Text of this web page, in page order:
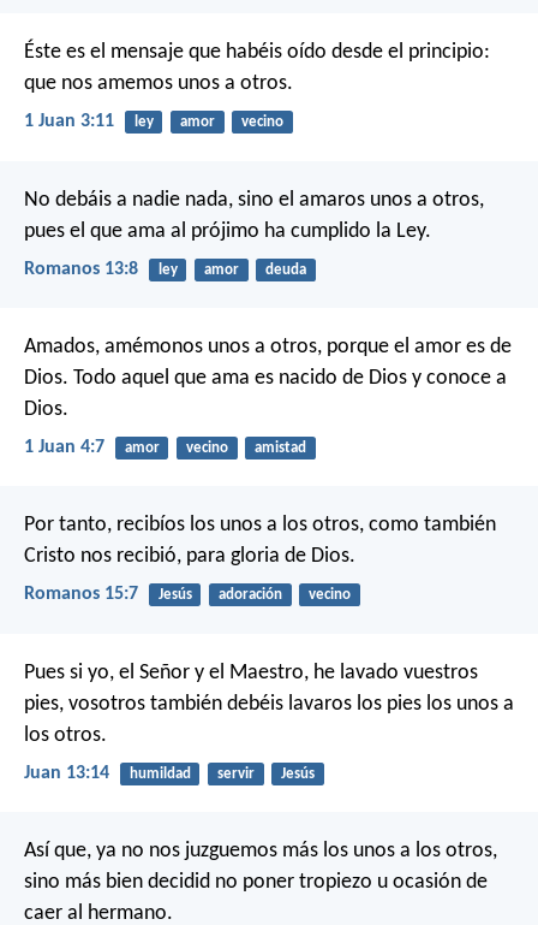
Éste es el mensaje que habéis oído desde el principio:
que nos amemos unos a otros.
1 Juan 3:11 ley amor vecino
No debáis a nadie nada, sino el amaros unos a otros,
pues el que ama al prójimo ha cumplido la Ley.
Romanos 13:8 ley amor deuda
Amados, amémonos unos a otros, porque el amor es de
Dios. Todo aquel que ama es nacido de Dios y conoce a
Dios.
1 Juan 4:7 amor vecino amistad
Por tanto, recibíos los unos a los otros, como también
Cristo nos recibió, para gloria de Dios.
Romanos 15:7 Jesús adoración vecino
Pues si yo, el Señor y el Maestro, he lavado vuestros
pies, vosotros también debéis lavaros los pies los unos a
los otros.
Juan 13:14 humildad servir Jesús
Así que, ya no nos juzguemos más los unos a los otros,
sino más bien decidid no poner tropiezo u ocasión de
caer al hermano.